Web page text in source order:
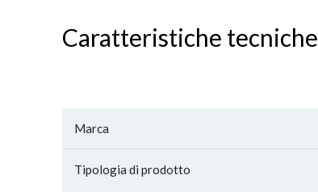
Caratteristiche tecniche
Marca
Tipologia di prodotto